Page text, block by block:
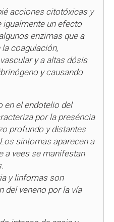
acciones citotóxicas y
igualmente un efecto
enzimas que a
coagulación,
y a altas dósis
y causando
en el endotelio del
por la preséncia
profundo y distantes
síntomas aparecen a
a vees se manifestan
y linfomas son
del veneno por la vía